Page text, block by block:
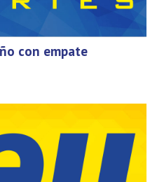
con empate